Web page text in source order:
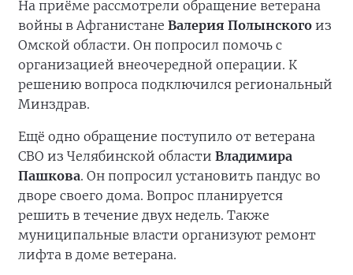
На приёме рассмотрели обращение ветерана
войны в Афганистане Валерия Полынского из
Омской области. Он попросил помочь с
организацией внеочередной операции. К
решению вопроса подключился региональный
Минздрав.
Ещё одно обращение поступило от ветерана
СВО из Челябинской области Владимира
Пашкова. Он попросил установить пандус во
дворе своего дома. Вопрос планируется
решить в течение двух недель. Также
муниципальные власти организуют ремонт
лифта в доме ветерана.